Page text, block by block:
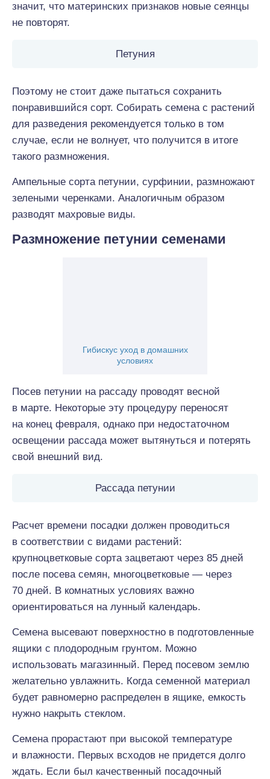
значит, что материнских признаков новые сеянцы
не повторят.
Петуния
Поэтому не стоит даже пытаться сохранить
понравившийся сорт. Собирать семена с растений
для разведения рекомендуется только в том
случае, если не волнует, что получится в итоге
такого размножения.
Ампельные сорта петунии, сурфинии, размножают
зелеными черенками. Аналогичным образом
разводят махровые виды.
Размножение петунии семенами
Гибискус уход в домашних
условиях
Посев петунии на рассаду проводят весной
в марте. Некоторые эту процедуру переносят
на конец февраля, однако при недостаточном
освещении рассада может вытянуться и потерять
свой внешний вид.
Рассада петунии
Расчет времени посадки должен проводиться
в соответствии с видами растений:
крупноцветковые сорта зацветают через 85 дней
после посева семян, многоцветковые — через
70 дней. В комнатных условиях важно
ориентироваться на лунный календарь.
Семена высевают поверхностно в подготовленные
ящики с плодородным грунтом. Можно
использовать магазинный. Перед посевом землю
желательно увлажнить. Когда семенной материал
будет равномерно распределен в ящике, емкость
нужно накрыть стеклом.
Семена прорастают при высокой температуре
и влажности. Первых всходов не придется долго
ждать. Если был качественный посадочный